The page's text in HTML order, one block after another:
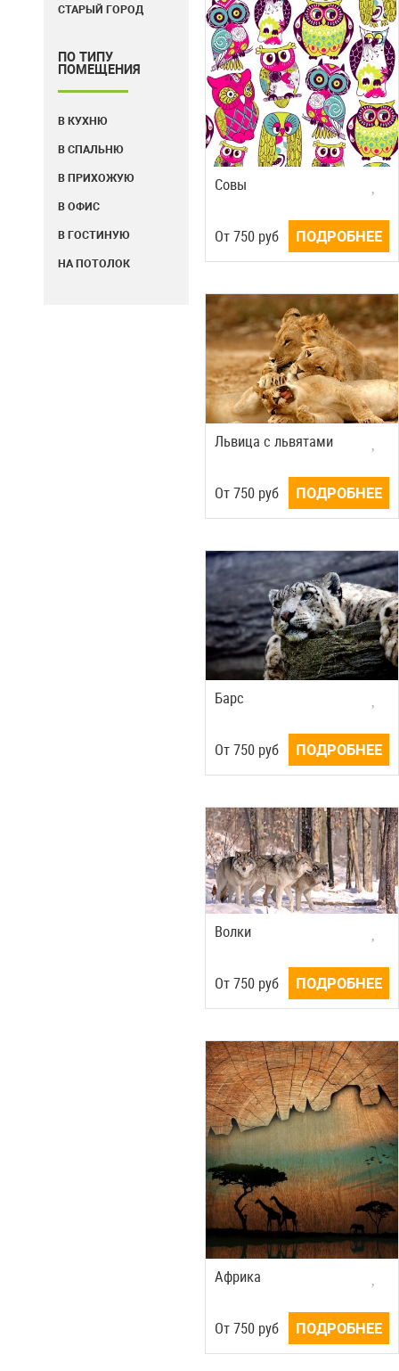
СТАРЫЙ ГОРОД
ПО ТИПУ
ПОМЕЩЕНИЯ
В КУХНЮ
В СПАЛЬНЮ
В ПРИХОЖУЮ
В ОФИС
В ГОСТИНУЮ
НА ПОТОЛОК
Совы
Oт750руб ПОДРОБНЕЕ
Львица с львятами
Oт750руб ПОДРОБНЕЕ
Барс
Oт750руб ПОДРОБНЕЕ
Волки
Oт750руб ПОДРОБНЕЕ
Африка
Oт750руб ПОДРОБНЕЕ